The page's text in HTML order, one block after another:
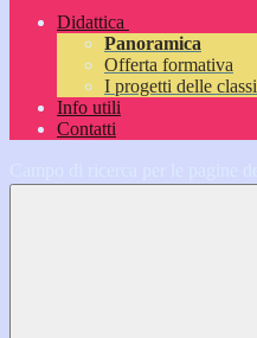
Didattica
Panoramica
Offerta formativa
I progetti delle classi
Info utili
Contatti